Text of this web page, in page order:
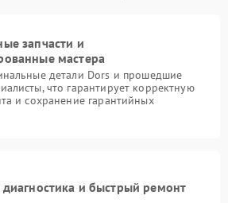
запчасти и
мастера
детали Dors и прошедшие
что гарантирует корректную
и сохранение гарантийных
диагностика и быстрый ремонт